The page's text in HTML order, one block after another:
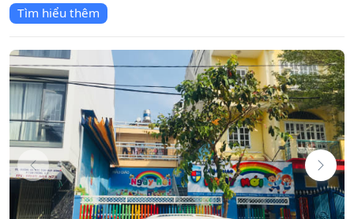
Tìm hiểu thêm